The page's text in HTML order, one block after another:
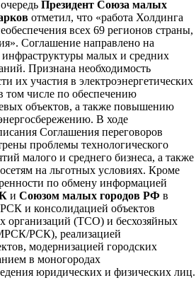
Президент Союза малых
отметил, что «работа Холдинга
всех 69 регионов страны,
Соглашение направлено на
инфраструктуры малых и средних
Признана необходимость
их участия в электроэнергетических
том числе по обеспечению
объектов, а также повышению
В ходе
Соглашения переговоров
проблемы технологического
малого и среднего бизнеса, а также
на льготных условиях. Кроме
по обмену информацией
иСоюзом малых городов РФ в
и консолидацией объектов
организаций (ТСО) и бесхозяйных
РСК), реализацией
модернизацией городских
в моногородах
юридических и физических лиц.